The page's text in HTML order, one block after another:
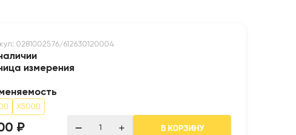
0281002576/612630120004
измерения
X5000
₽ В КОРЗИНУ